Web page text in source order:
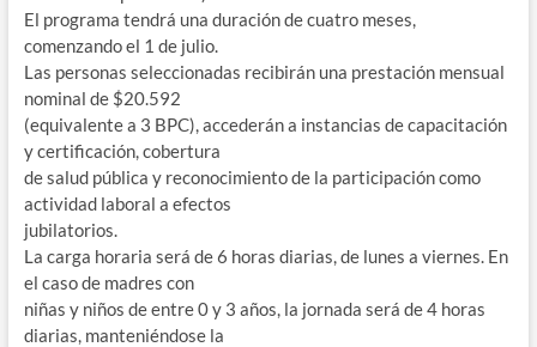
El programa tendrá una duración de cuatro meses,
comenzando el 1 de julio.
Las personas seleccionadas recibirán una prestación mensual
nominal de $20.592
(equivalente a 3 BPC), accederán a instancias de capacitación
y certificación, cobertura
de salud pública y reconocimiento de la participación como
actividad laboral a efectos
jubilatorios.
La carga horaria será de 6 horas diarias, de lunes a viernes. En
el caso de madres con
niñas y niños de entre 0 y 3 años, la jornada será de 4 horas
diarias, manteniéndose la